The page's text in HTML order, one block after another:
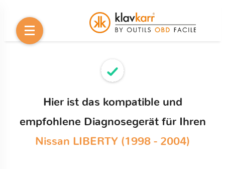
Hier ist das kompatible und
empfohlene Diagnosegerät für Ihren
Nissan LIBERTY (1998 - 2004)